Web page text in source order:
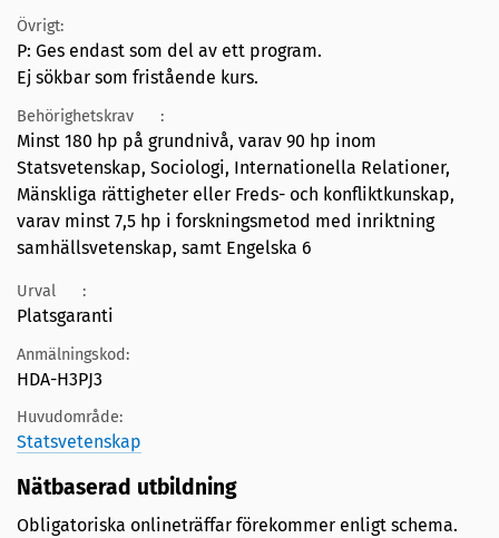
Övrigt:
P: Ges endast som del av ett program.
Ej sökbar som fristående kurs.
Behörighetskrav :
Minst 180 hp på grundnivå, varav 90 hp inom
Statsvetenskap, Sociologi, Internationella Relationer,
Mänskliga rättigheter eller Freds- och konfliktkunskap,
varav minst 7,5 hp i forskningsmetod med inriktning
samhällsvetenskap, samt Engelska 6
Urval :
Platsgaranti
Anmälningskod:
HDA-H3PJ3
Huvudområde:
Statsvetenskap
Nätbaserad utbildning
Obligatoriska onlineträffar förekommer enligt schema.